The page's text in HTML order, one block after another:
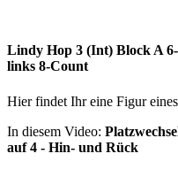
Lindy Hop 3 (Int) Block A
links 8-Count
Hier findet Ihr eine Figur
In diesem Video:
auf 4 - Hin- und Rück